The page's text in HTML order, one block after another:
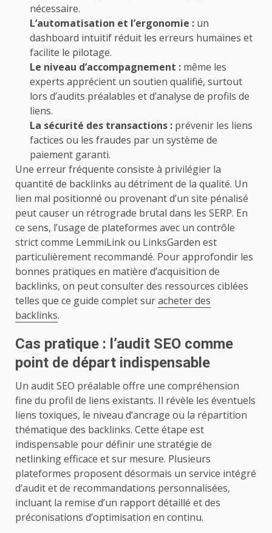
nécessaire.
L’automatisation et l’ergonomie : un
dashboard intuitif réduit les erreurs humaines et
facilite le pilotage.
Le niveau d’accompagnement : même les
experts apprécient un soutien qualifié, surtout
lors d’audits préalables et d’analyse de profils de
liens.
La sécurité des transactions : prévenir les liens
factices ou les fraudes par un système de
paiement garanti.
Une erreur fréquente consiste à privilégier la
quantité de backlinks au détriment de la qualité. Un
lien mal positionné ou provenant d’un site pénalisé
peut causer un rétrograde brutal dans les SERP. En
ce sens, l’usage de plateformes avec un contrôle
strict comme LemmiLink ou LinksGarden est
particulièrement recommandé. Pour approfondir les
bonnes pratiques en matière d’acquisition de
backlinks, on peut consulter des ressources ciblées
telles que ce guide complet suracheter des
backlinks.
Cas pratique : l’audit SEO comme
point de départ indispensable
Un audit SEO préalable offre une compréhension
fine du profil de liens existants. Il révèle les éventuels
liens toxiques, le niveau d’ancrage ou la répartition
thématique des backlinks. Cette étape est
indispensable pour définir une stratégie de
netlinking efficace et sur mesure. Plusieurs
plateformes proposent désormais un service intégré
d’audit et de recommandations personnalisées,
incluant la remise d’un rapport détaillé et des
préconisations d’optimisation en continu.